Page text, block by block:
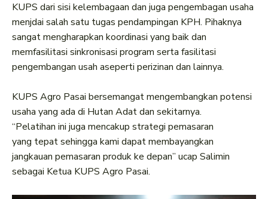
KUPS dari sisi kelembagaan dan juga pengembagan usaha
menjdai salah satu tugas pendampingan KPH. Pihaknya
sangat mengharapkan koordinasi yang baik dan
memfasilitasi sinkronisasi program serta fasilitasi
pengembangan usah aseperti perizinan dan lainnya.
KUPS Agro Pasai bersemangat mengembangkan potensi
usaha yang ada di Hutan Adat dan sekitarnya.
“Pelatihan ini juga mencakup strategi pemasaran
yang tepat sehingga kami dapat membayangkan
jangkauan pemasaran produk ke depan” ucap Salimin
sebagai Ketua KUPS Agro Pasai.